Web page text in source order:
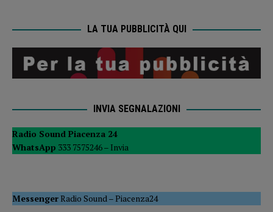
LA TUA PUBBLICITÀ QUI
INVIA SEGNALAZIONI
Radio Sound Piacenza 24
WhatsApp 333 7575246 – Invia
MessengerRadio Sound –Piacenza24